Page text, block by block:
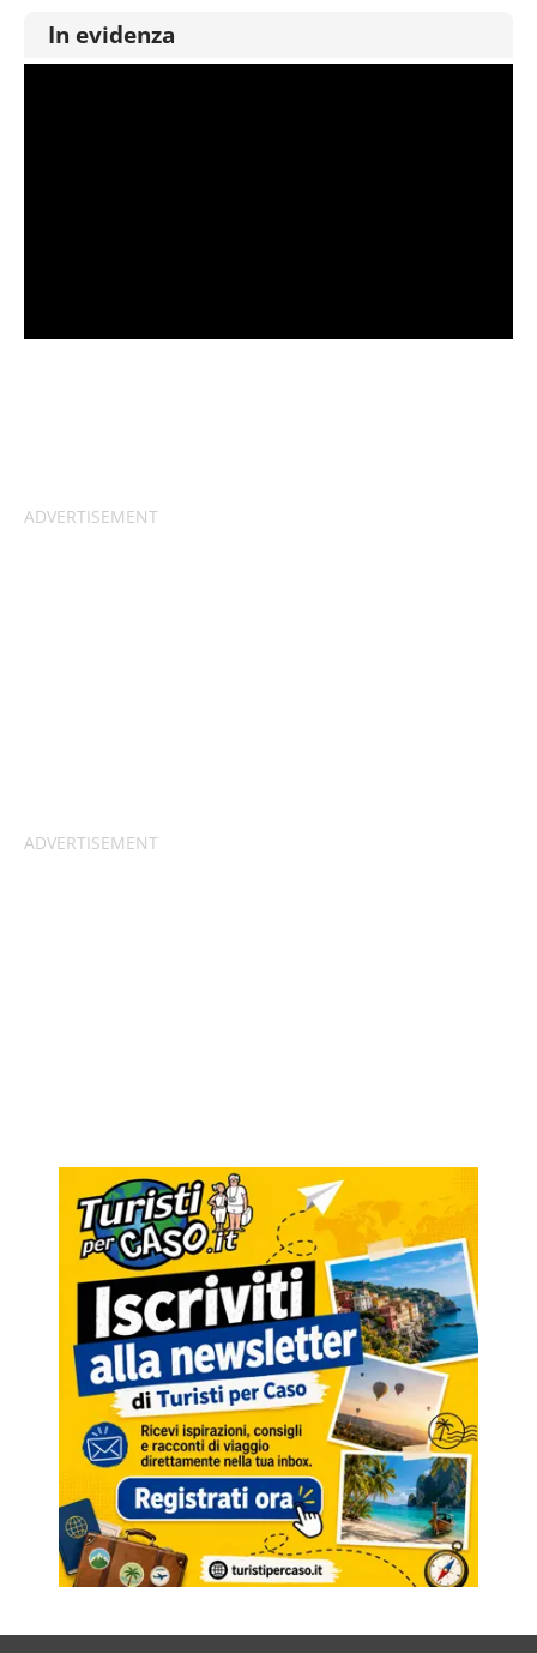
In evidenza